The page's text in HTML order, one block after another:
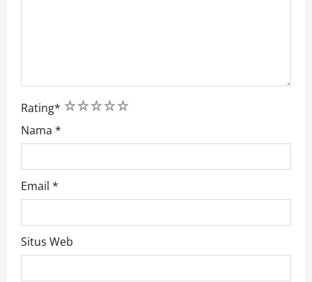
Rating* 5
4
3
2
1
Nama *
Email *
Situs Web